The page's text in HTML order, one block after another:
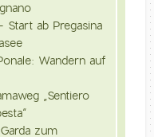
Start ab Pregasina
Wandern auf
„Sentiero
zum